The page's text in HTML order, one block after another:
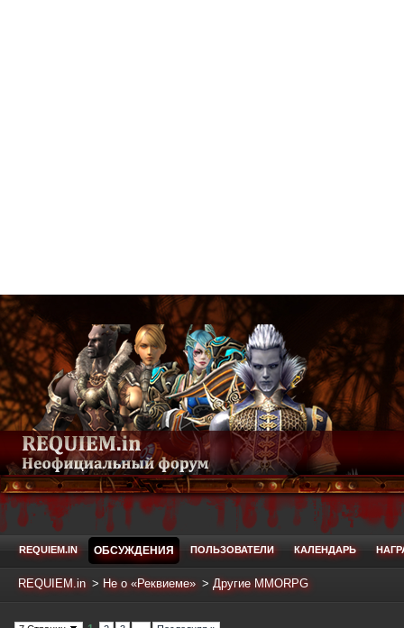
REQUIEM.IN ОБСУЖДЕНИЯ ПОЛЬЗОВАТЕЛИ КАЛЕНДАРЬ
REQUIEM.in > Не о «Реквиеме» > Другие MMORPG